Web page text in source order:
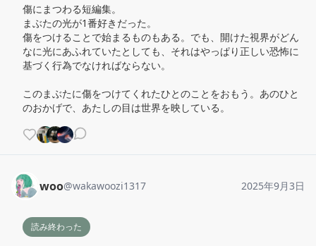
傷にまつわる短編集。
まぶたの光が1番好きだった。
傷をつけることで始まるものもある。でも、開けた視界がどん
なに光にあふれていたとしても、それはやっぱり正しい恐怖に
基づく行為でなければならない。
このまぶたに傷をつけてくれたひとのことをおもう。あのひと
のおかげで、あたしの目は世界を映している。
woo@wakawoozi1317 2025年9月3日
読み終わった